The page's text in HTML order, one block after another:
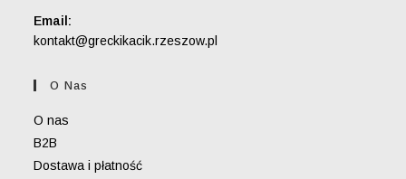
Email:
kontakt@greckikacik.rzeszow.pl
O Nas
O nas
B2B
Dostawa i płatność